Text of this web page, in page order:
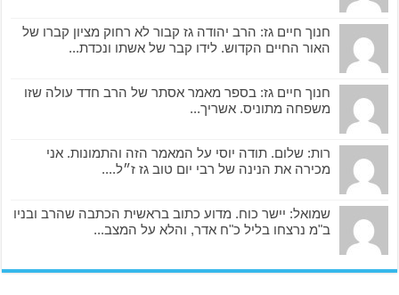
חנוך חיים גז: הרב יהודה גז קבור לא רחוק מציון קברו של
האור החיים הקדוש. לידו קבר של אשתו ונכדת...
חנוך חיים גז: בספר מאמר אסתר של הרב חדד עולה שזו
משפחה מתוניס. אשריך...
רות: שלום. תודה יוסי על המאמר הזה והתמונות. אני
מכירה את הנינה של רבי יום טוב גז ז״ל....
שמואל: יישר כוח. מדוע כתוב בראשית הכתבה שהרב ובניו
ב"מ נרצחו בליל כ"ח אדר, והלא על המצב...